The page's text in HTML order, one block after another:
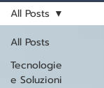
All Posts
Tecnologie
e Soluzioni
All Posts